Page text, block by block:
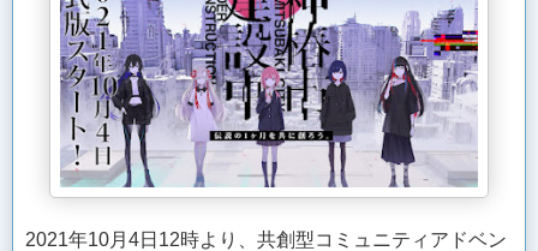
2021年10月4日12時より、共創型コミュニティアドベン